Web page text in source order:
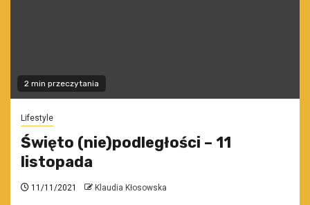
2 min przeczytania
Lifestyle
Święto (nie)podległości – 11
listopada
11/11/2021 Klaudia Kłosowska